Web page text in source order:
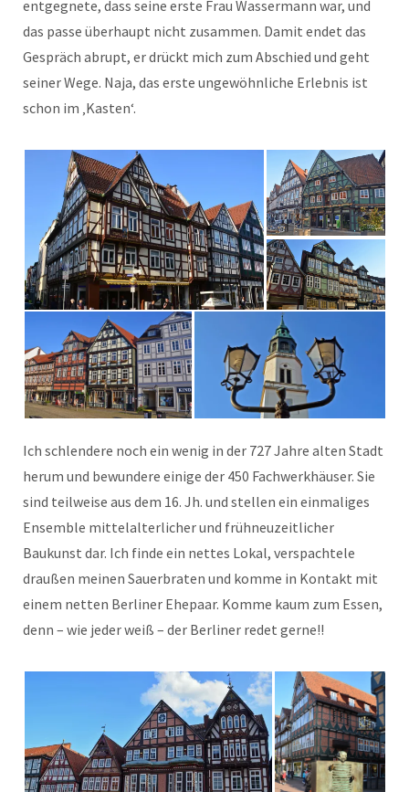
entgegnete, dass seine erste Frau Wassermann war, und
das passe überhaupt nicht zusammen. Damit endet das
Gespräch abrupt, er drückt mich zum Abschied und geht
seiner Wege. Naja, das erste ungewöhnliche Erlebnis ist
schon im ‚Kasten‘.
Ich schlendere noch ein wenig in der 727 Jahre alten Stadt
herum und bewundere einige der 450 Fachwerkhäuser. Sie
sind teilweise aus dem 16. Jh. und stellen ein einmaliges
Ensemble mittelalterlicher und frühneuzeitlicher
Baukunst dar. Ich finde ein nettes Lokal, verspachtele
draußen meinen Sauerbraten und komme in Kontakt mit
einem netten Berliner Ehepaar. Komme kaum zum Essen,
denn – wie jeder weiß – der Berliner redet gerne!!